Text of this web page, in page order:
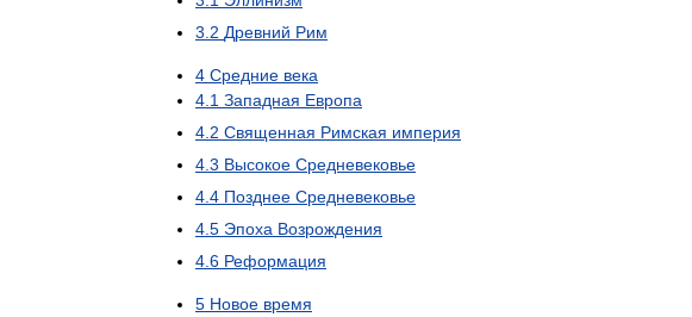
3 2 Древний Рим
4 Средние века
4 1 Западная Европа
4 2 Священная Римская империя
4 3 Высокое Средневековье
4 4 Позднее Средневековье
4 5 Эпоха Возрождения
4 6 Реформация
5 Новое время